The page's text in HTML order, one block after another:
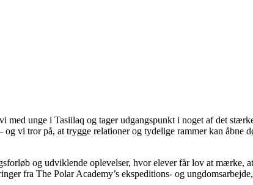
med unge i Tasiilaq og tager udgangspunkt i noget af det
vi tror på, at trygge relationer og tydelige rammer kan åbne
og udviklende oplevelser, hvor elever får lov at mærke,
fra The Polar Academy’s ekspeditions- og